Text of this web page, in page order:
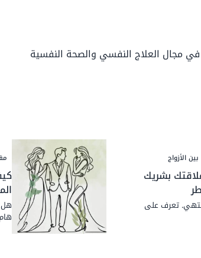
مجال العلاج النفسي والصحة النفسية
الأزواج
بشريك
تعرف على
ھل